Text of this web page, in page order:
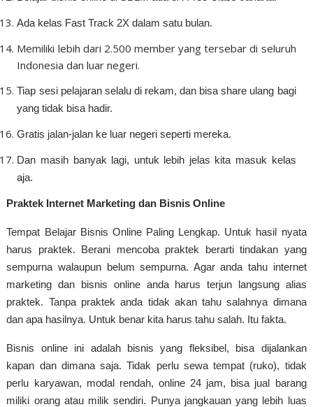
Ada kelas Fast Track 2X dalam satu bulan.
Memiliki lebih dari 2.500 member yang tersebar di seluruh
Indonesia dan luar negeri.
Tiap sesi pelajaran selalu di rekam, dan bisa share ulang bagi
yang tidak bisa hadir.
Gratis jalan-jalan ke luar negeri seperti mereka.
Dan masih banyak lagi, untuk lebih jelas kita masuk kelas
aja.
Praktek Internet Marketing dan Bisnis Online
Tempat Belajar Bisnis Online Paling Lengkap. Untuk hasil nyata
harus praktek. Berani mencoba praktek berarti tindakan yang
sempurna walaupun belum sempurna. Agar anda tahu internet
marketing dan bisnis online anda harus terjun langsung alias
praktek. Tanpa praktek anda tidak akan tahu salahnya dimana
dan apa hasilnya. Untuk benar kita harus tahu salah. Itu fakta.
Bisnis online ini adalah bisnis yang fleksibel, bisa dijalankan
kapan dan dimana saja. Tidak perlu sewa tempat (ruko), tidak
perlu karyawan, modal rendah, online 24 jam, bisa jual barang
miliki orang atau milik sendiri. Punya jangkauan yang lebih luas